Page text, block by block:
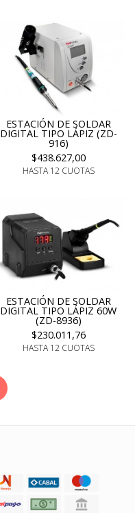
ESTACIÓN DE SOLDAR
DIGITAL TIPO LÁPIZ (ZD-
916)
$438.627,00
HASTA 12 CUOTAS
ESTACIÓN DE SOLDAR
DIGITAL TIPO LÁPIZ 60W
(ZD-8936)
$230.011,76
HASTA 12 CUOTAS